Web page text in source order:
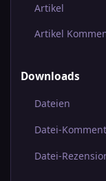
Artikel
Artikel
Downloads
Dateien
Datei-
Datei-